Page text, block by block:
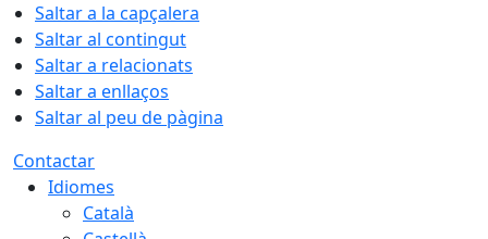
Saltar a la capçalera
Saltar al contingut
Saltar a relacionats
Saltar a enllaços
Saltar al peu de pàgina
Contactar
Idiomes
Català